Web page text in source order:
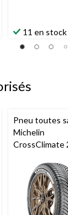
11 en stock
Pneu toutes
Michelin
CrossClimate
et